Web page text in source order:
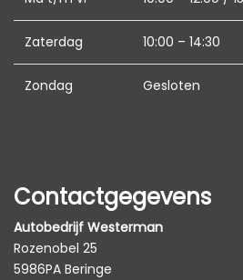
Zaterdag 10:00 – 14:30
Zondag Gesloten
Contactgegevens
Autobedrijf Westerman
Rozenobel 25
5986PA Beringe